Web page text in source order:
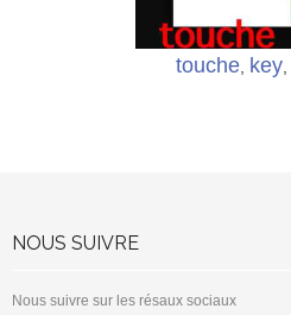
touche key
NOUS SUIVRE
Nous suivre sur les résaux sociaux